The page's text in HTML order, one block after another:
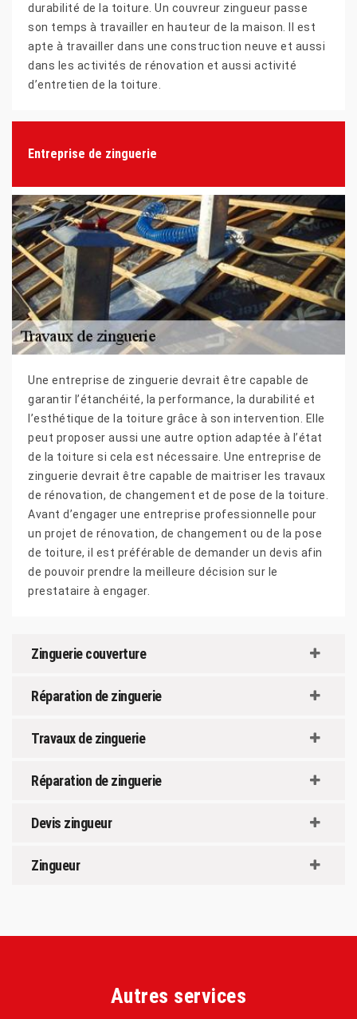
durabilité de la toiture. Un couvreur zingueur passe
son temps à travailler en hauteur de la maison. Il est
apte à travailler dans une construction neuve et aussi
dans les activités de rénovation et aussi activité
d’entretien de la toiture.
Entreprise de zinguerie
Une entreprise de zinguerie devrait être capable de
garantir l’étanchéité, la performance, la durabilité et
l’esthétique de la toiture grâce à son intervention. Elle
peut proposer aussi une autre option adaptée à l’état
de la toiture si cela est nécessaire. Une entreprise de
zinguerie devrait être capable de maitriser les travaux
de rénovation, de changement et de pose de la toiture.
Avant d’engager une entreprise professionnelle pour
un projet de rénovation, de changement ou de la pose
de toiture, il est préférable de demander un devis afin
de pouvoir prendre la meilleure décision sur le
prestataire à engager.
Zinguerie couverture
Réparation de zinguerie
Travaux de zinguerie
Réparation de zinguerie
Devis zingueur
Zingueur
Autres services